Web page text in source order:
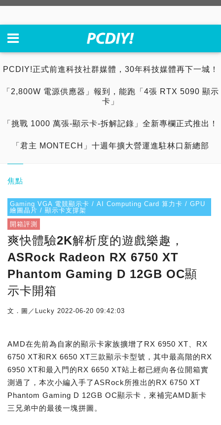
PCDIY!正式前進科技社群媒體，30年科技媒體再下一城！
「2,800W 電源供應器」報到，能跑「4張 RTX 5090 顯示
卡」
「挑戰 1000 萬張-顯示卡-拆解記錄」全新專欄正式推出！
「君主 MONTECH」十週年擴大營運進駐林口新總部
焦點
Gaming VGA 電競顯示卡 / AI Computing Card 算力卡 / GPU
繪圖晶片 / 顯示卡支撐架
開箱評測
爽快體驗2K解析度的遊戲樂趣，
ASRock Radeon RX 6750 XT
Phantom Gaming D 12GB OC顯
示卡開箱
文．圖／Lucky 2022-06-20 09:42:03
AMD在先前為自家的顯示卡家族擴增了RX 6950 XT、RX
6750 XT和RX 6650 XT三款顯示卡型號，其中最高階的RX
6950 XT和最入門的RX 6650 XT站上都已經向各位開箱實
測過了，本次小編入手了ASRock所推出的RX 6750 XT
Phantom Gaming D 12GB OC顯示卡，來補完AMD新卡
三兄弟中的最後一塊拼圖。